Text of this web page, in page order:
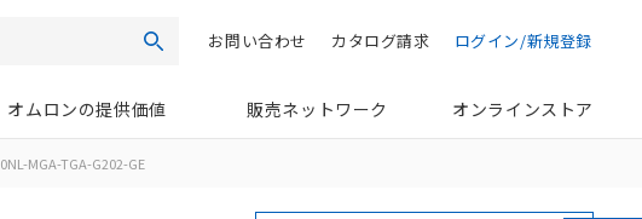
検索 ログイン/新規登録
カタログ請求
お問い合わせ
オムロンの提供価値 販売ネットワーク オンラインストア
MGA-TGA-G202-GE